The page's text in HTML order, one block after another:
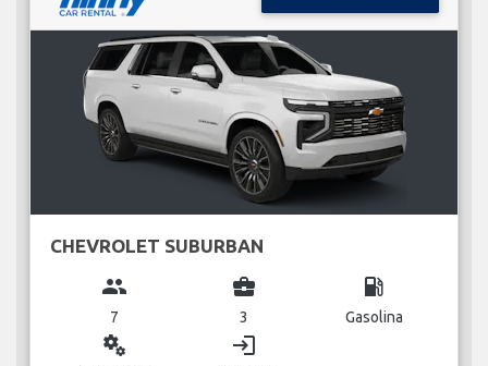
CHEVROLET SUBURBAN
group
7
business_center
3
local_gas_station
Gasolina
miscellaneous_services login